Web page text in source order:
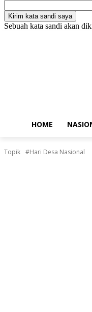
Sebuah kata sandi akan
HOME
Topik #Hari Desa Nasional